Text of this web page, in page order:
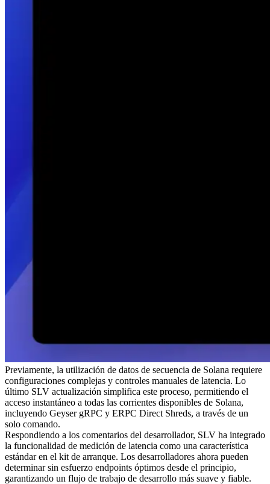
Previamente, la utilización de datos de secuencia de Solana requiere
configuraciones complejas y controles manuales de latencia. Lo
último SLV actualización simplifica este proceso, permitiendo el
acceso instantáneo a todas las corrientes disponibles de Solana,
incluyendo Geyser gRPC y ERPC Direct Shreds, a través de un
solo comando.
Respondiendo a los comentarios del desarrollador, SLV ha integrado
la funcionalidad de medición de latencia como una característica
estándar en el kit de arranque. Los desarrolladores ahora pueden
determinar sin esfuerzo endpoints óptimos desde el principio,
garantizando un flujo de trabajo de desarrollo más suave y fiable.